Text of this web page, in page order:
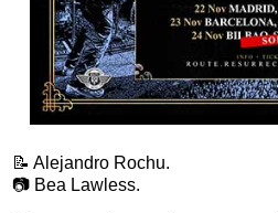
📝 Alejandro Rochu.
📷 Bea Lawless.